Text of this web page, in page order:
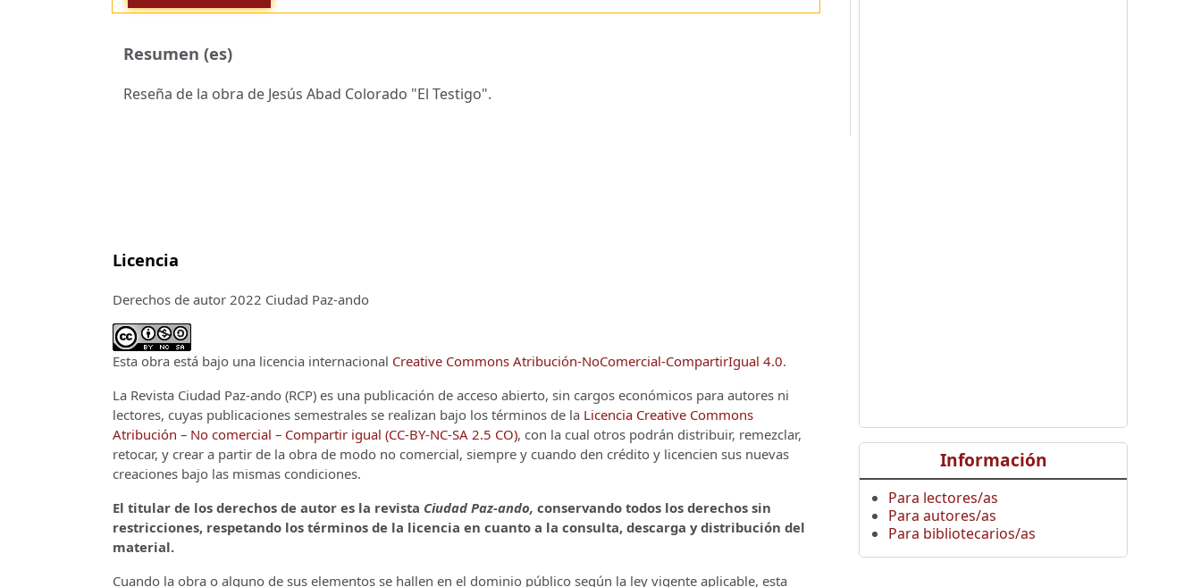
Resumen (es)
Reseña de la obra de Jesús Abad Colorado "El Testigo".
Licencia
Derechos de autor 2022 Ciudad Paz-ando
Esta obra está bajo una licencia internacional Creative Commons Atribución-NoComercial-CompartirIgual 4.0.
La Revista Ciudad Paz-ando (RCP) es una publicación de acceso abierto, sin cargos económicos para autores ni
lectores, cuyas publicaciones semestrales se realizan bajo los términos de la Licencia Creative Commons
Atribución – No comercial – Compartir igual (CC-BY-NC-SA 2.5 CO), con la cual otros podrán distribuir, remezclar,
retocar, y crear a partir de la obra de modo no comercial, siempre y cuando den crédito y licencien sus nuevas
creaciones bajo las mismas condiciones.
El titular de los derechos de autor es la revista Ciudad Paz-ando, conservando todos los derechos sin
restricciones, respetando los términos de la licencia en cuanto a la consulta, descarga y distribución del
material.
Cuando la obra o alguno de sus elementos se hallen en el dominio público según la ley vigente aplicable, esta
Información
Para lectores/as
Para autores/as
Para bibliotecarios/as